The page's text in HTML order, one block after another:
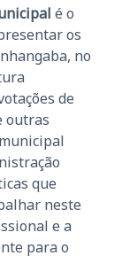
é o
os
no
de
outras
que
neste
e a
para o